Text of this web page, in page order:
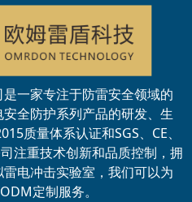
一家专注于防雷安全领域的
全防护系列产品的研发、生
质量体系认证和SGS、CE、
注重技术创新和品质控制，拥
电冲击实验室，我们可以为
定制服务。